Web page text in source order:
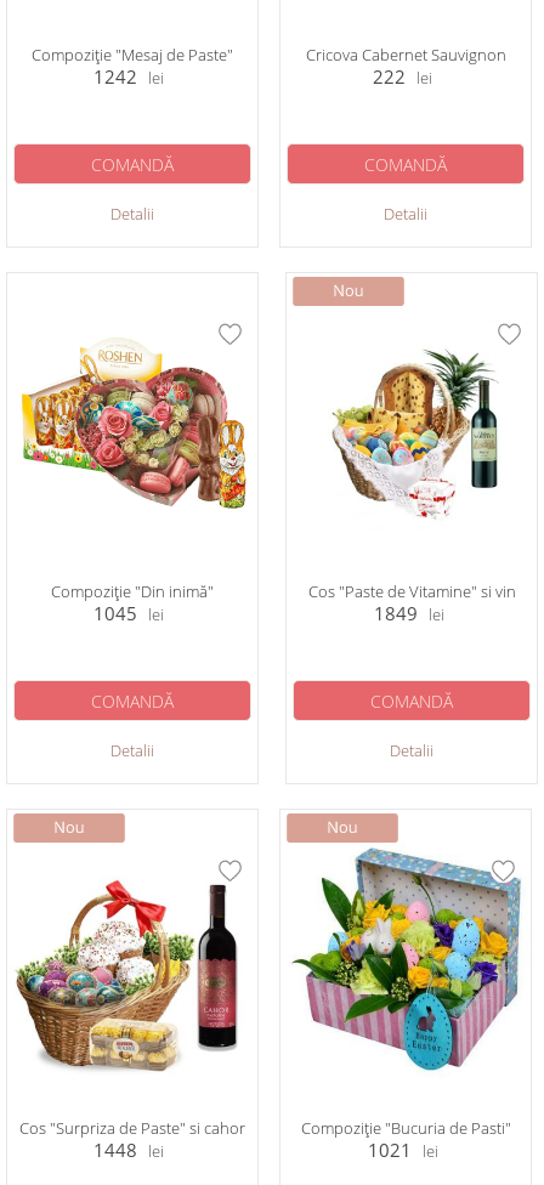
Compoziție "Mesaj de Paste"
1242 lei
Detalii
COMANDĂ
Cricova Cabernet Sauvignon
222 lei
Detalii
COMANDĂ
Compoziție "Din inimă"
1045 lei
Detalii
COMANDĂ
Cos "Paste de Vitamine" si vin
1849 lei
Detalii
COMANDĂ
Cos "Surpriza de Paste" si cahor
1448 lei
Compoziție "Bucuria de Pasti"
1021 lei